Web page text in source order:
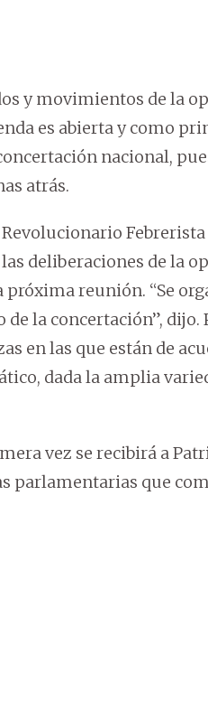
y movimientos de la
es abierta y como
nacional,
atrás.
deliberaciones de la
reunión. “Se
la concertación”, dijo.
en las que están de
dada la amplia
vez se recibirá a
parlamentarias que